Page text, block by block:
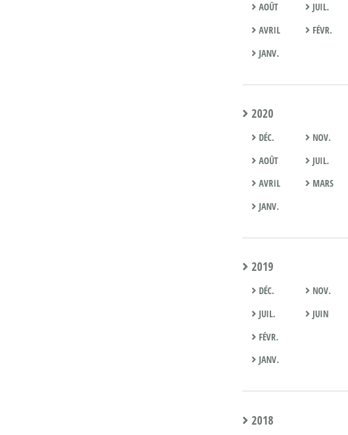
AOÛT
JUIL.
AVRIL
FÉVR.
JANV.
2020
DÉC. NOV.
AOÛT
JUIL.
AVRIL
MARS
JANV.
2019
DÉC. NOV.
JUIL.
JUIN
FÉVR.
JANV.
2018